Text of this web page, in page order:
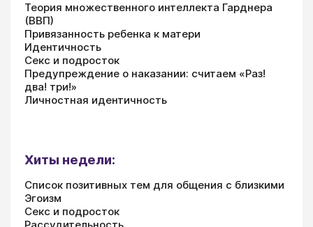
Теория множественного интеллекта Гарднера
(ВВП)
Привязанность ребенка к матери
Идентичность
Секс и подросток
Предупреждение о наказании: считаем «Раз!
два! три!»
Личностная идентичность
Хиты недели:
Список позитивных тем для общения с близкими
Эгоизм
Секс и подросток